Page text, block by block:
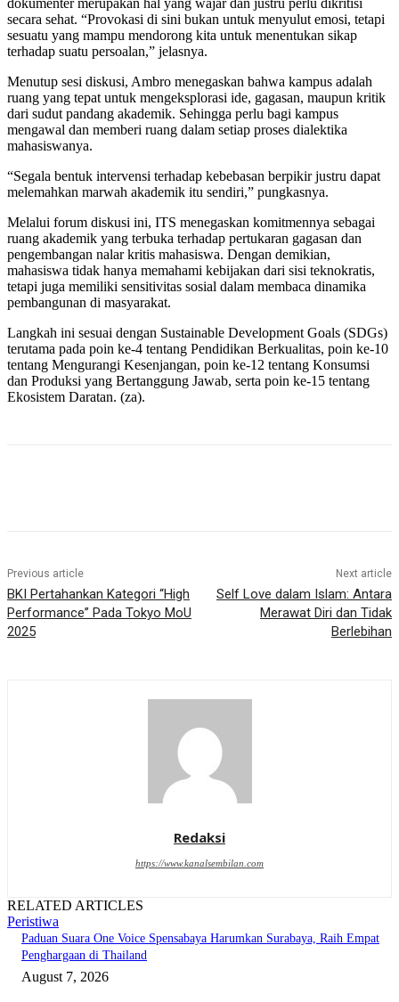
dokumenter merupakan hal yang wajar dan justru perlu dikritisi
secara sehat. “Provokasi di sini bukan untuk menyulut emosi, tetapi
sesuatu yang mampu mendorong kita untuk menentukan sikap
terhadap suatu persoalan,” jelasnya.
Menutup sesi diskusi, Ambro menegaskan bahwa kampus adalah
ruang yang tepat untuk mengeksplorasi ide, gagasan, maupun kritik
dari sudut pandang akademik. Sehingga perlu bagi kampus
mengawal dan memberi ruang dalam setiap proses dialektika
mahasiswanya.
“Segala bentuk intervensi terhadap kebebasan berpikir justru dapat
melemahkan marwah akademik itu sendiri,” pungkasnya.
Melalui forum diskusi ini, ITS menegaskan komitmennya sebagai
ruang akademik yang terbuka terhadap pertukaran gagasan dan
pengembangan nalar kritis mahasiswa. Dengan demikian,
mahasiswa tidak hanya memahami kebijakan dari sisi teknokratis,
tetapi juga memiliki sensitivitas sosial dalam membaca dinamika
pembangunan di masyarakat.
Langkah ini sesuai dengan Sustainable Development Goals (SDGs)
terutama pada poin ke-4 tentang Pendidikan Berkualitas, poin ke-10
tentang Mengurangi Kesenjangan, poin ke-12 tentang Konsumsi
dan Produksi yang Bertanggung Jawab, serta poin ke-15 tentang
Ekosistem Daratan. (za).
Previous article
BKI Pertahankan Kategori “High
Performance” Pada Tokyo MoU
2025
Next article
Self Love dalam Islam: Antara
Merawat Diri dan Tidak
Berlebihan
Redaksi
https://www.kanalsembilan.com
RELATED ARTICLES
Peristiwa
Paduan Suara One Voice Spensabaya Harumkan Surabaya, Raih Empat
Penghargaan di Thailand
August 7, 2026